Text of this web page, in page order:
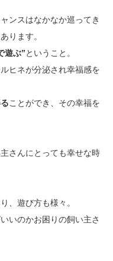
ンスはなかなか巡ってき
ります。
遊ぶ”ということ。
ヒネが分泌され幸福感を
ことができ、その幸福を
さんにとっても幸せな時
、遊び方も様々。
いのかお困りの飼い主さ